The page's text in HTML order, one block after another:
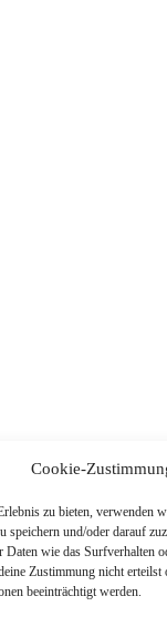
Cookie-
zu bieten, verwenden
speichern und/oder darauf
wie das Surfverhalten
Zustimmung nicht
beeinträchtigt werden.